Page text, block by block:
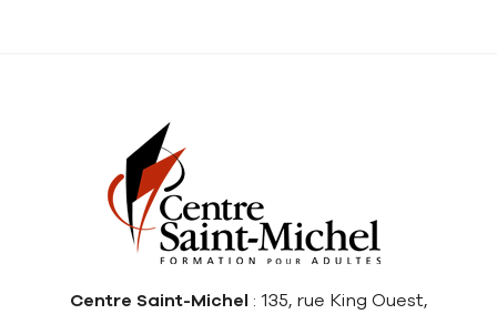
Centre Saint-Michel : 135, rue King Ouest,